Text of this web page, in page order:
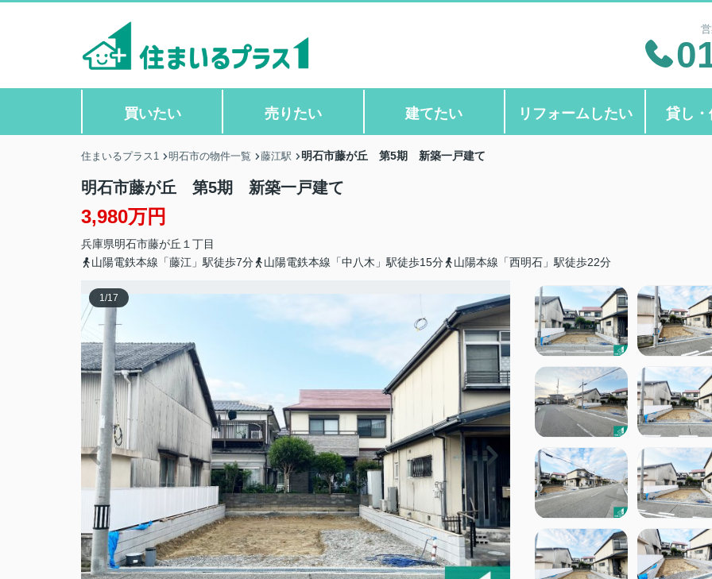
買いたい 売りたい 建てたい リフォームしたい 貸し
住まいるプラス1 明石市の物件一覧 藤江駅 明石市藤が丘 第5期 新築一戸建て
明石市藤が丘 第5期 新築一戸建て
3,980万円
兵庫県明石市藤が丘 １丁目
山陽電鉄本線「藤江」駅徒歩7分
山陽電鉄本線「中八木」駅徒歩15分 山陽本線「西明石」駅徒歩22分
1/17